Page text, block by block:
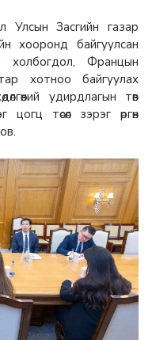
Улсын Засгийн газар
хооронд байгуулсан
холбогдол, Францын
хотноо байгуулах
удирдлагын төв
цогц төсөл зэрэг өргөн